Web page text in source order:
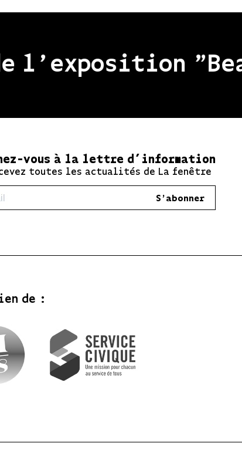
"Beaux
vous à la lettre d’information
toutes les actualités de La fenêtre
S'abonner
de :